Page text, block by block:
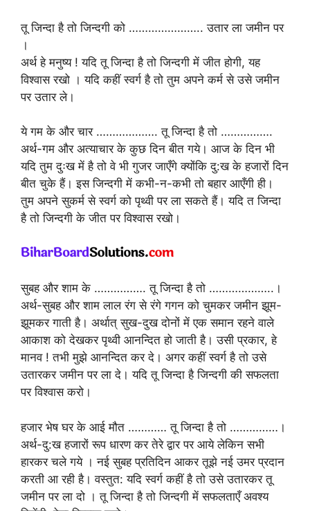
तू जिन्दा है तो जिन्दगी को ………………….. उतार ला जमीन पर
।
अर्थ हे मनुष्य ! यदि तू जिन्दा है तो जिन्दगी में जीत होगी, यह
विश्वास रखो । यदि कहीं स्वर्ग है तो तुम अपने कर्म से उसे जमीन
पर उतार ले।
ये गम के और चार ………………. तू जिन्दा है तो …………….
अर्थ-गम और अत्याचार के कुछ दिन बीत गये। आज के दिन भी
यदि तुम दुःख में है तो वे भी गुजर जाएँगे क्योंकि दु:ख के हजारों दिन
बीत चुके हैं। इस जिन्दगी में कभी-न-कभी तो बहार आएँगी ही।
तुम अपने सुकर्म से स्वर्ग को पृथ्वी पर ला सकते हैं। यदि त जिन्दा
है तो जिन्दगी के जीत पर विश्वास रखो।
सुबह और शाम के ……………. तू जिन्दा है तो ………………..।
अर्थ-सुबह और शाम लाल रंग से रंगे गगन को चुमकर जमीन झूम-
झूमकर गाती है। अर्थात् सुख-दुख दोनों में एक समान रहने वाले
आकाश को देखकर पृथ्वी आनन्दित हो जाती है। उसी प्रकार, हे
मानव ! तभी मुझे आनन्दित कर दे। अगर कहीं स्वर्ग है तो उसे
उतारकर जमीन पर ला दे। यदि तू जिन्दा है जिन्दगी की सफलता
पर विश्वास करो।
हजार भेष घर के आई मौत ………… तू जिन्दा है तो ……………।
अर्थ-दु:ख हजारों रूप धारण कर तेरे द्वार पर आये लेकिन सभी
हारकर चले गये । नई सुबह प्रतिदिन आकर तूझे नई उमर प्रदान
करती आ रही है। वस्तुत: यदि स्वर्ग कहीं है तो उसे उतारकर तू
जमीन पर ला दो । तू जिन्दा है तो जिन्दगी में सफलताएँ अवश्य